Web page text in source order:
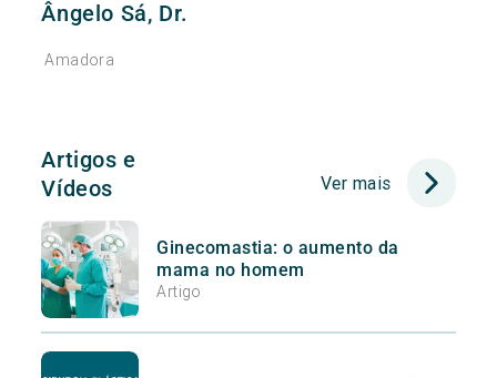
Ângelo Sá, Dr.
Amadora
Artigos e
Vídeos
Ver mais
Ginecomastia: o aumento da
mama no homem
Artigo